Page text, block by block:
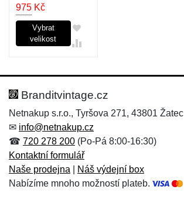
975 Kč
Vybrat
velikost
Branditvintage.cz
Netnakup s.r.o., Tyršova 271, 43801 Žatec
✉ info@netnakup.cz
☎ 720 278 200 (Po-Pá 8:00-16:30)
Kontaktní formulář
Naše prodejna
Náš výdejní box
Nabízíme mnoho možností plateb.